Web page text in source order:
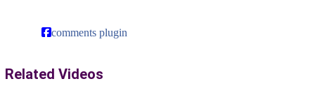
comments plugin
Related Videos